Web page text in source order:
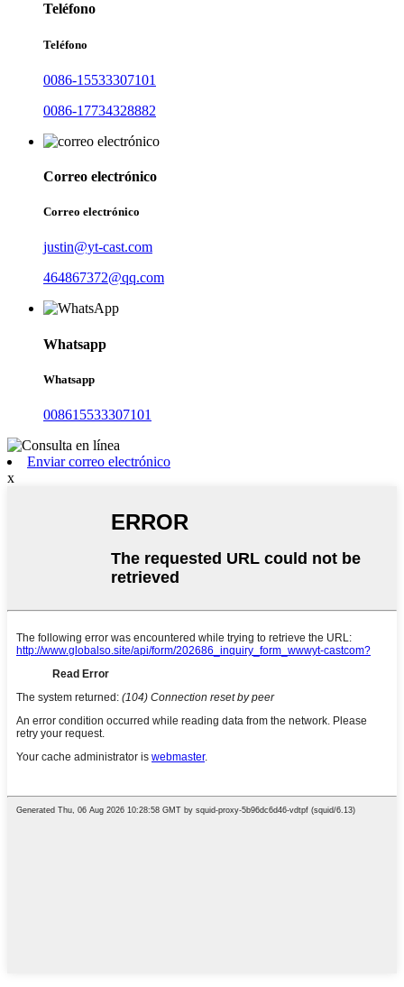
Teléfono
Teléfono
0086-15533307101
0086-17734328882
Correo electrónico
Correo electrónico
justin@yt-cast.com
464867372@qq.com
Whatsapp
Whatsapp
008615533307101
Enviar correo electrónico
x